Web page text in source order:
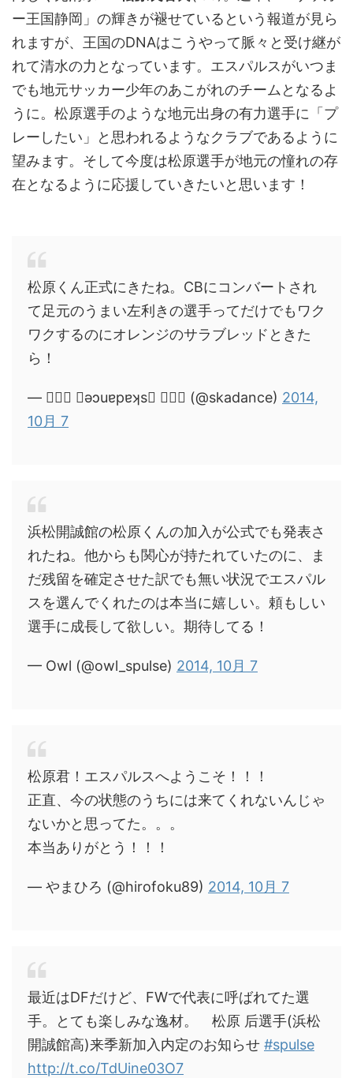
ー王国静岡」の輝きが褪せているという報道が見ら
れますが、王国のDNAはこうやって脈々と受け継が
れて清水の力となっています。エスパルスがいつま
でも地元サッカー少年のあこがれのチームとなるよ
うに。松原選手のような地元出身の有力選手に「プ
レーしたい」と思われるようなクラブであるように
望みます。そして今度は松原選手が地元の憧れの存
在となるように応援していきたいと思います！
松原くん正式にきたね。CBにコンバートされ
て足元のうまい左利きの選手ってだけでもワク
ワクするのにオレンジのサラブレッドときた
ら！
— ❀❀❀ ǝɔuɐpɐʞs ❀❀❀ (@skadance) 2014,
10月 7
浜松開誠館の松原くんの加入が公式でも発表さ
れたね。他からも関心が持たれていたのに、ま
だ残留を確定させた訳でも無い状況でエスパル
スを選んでくれたのは本当に嬉しい。頼もしい
選手に成長して欲しい。期待してる！
— Owl (@owl_spulse) 2014, 10月 7
松原君！エスパルスへようこそ！！！
正直、今の状態のうちには来てくれないんじゃ
ないかと思ってた。。。
本当ありがとう！！！
— やまひろ (@hirofoku89) 2014, 10月 7
最近はDFだけど、FWで代表に呼ばれてた選
手。とても楽しみな逸材。 松原 后選手(浜松
開誠館高)来季新加入内定のお知らせ #spulse
http://t.co/TdUine03O7